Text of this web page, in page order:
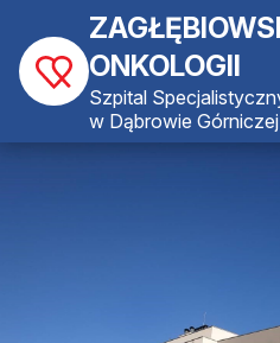
ONKOLOGII
Szpital
w Dąbrowie Górniczej